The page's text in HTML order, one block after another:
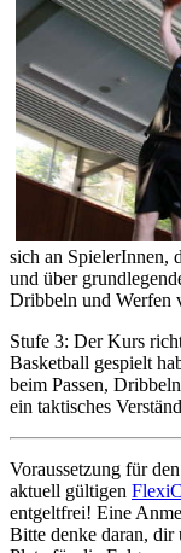
sich an SpielerInnen,
und über
Dribbeln und Werfen
Stufe 3: Der Kurs
Basketball gespielt
beim Passen,
ein taktisches
Voraussetzung für
aktuell gültigen
entgeltfrei! Eine
Bitte denke daran, dir